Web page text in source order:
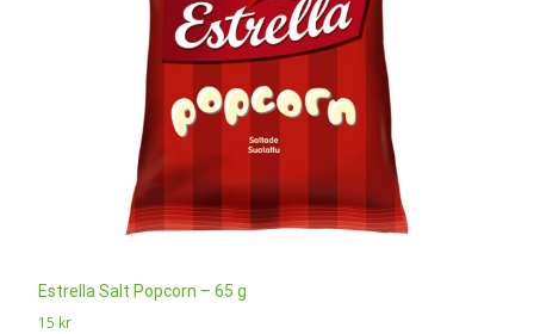
Estrella Salt Popcorn – 65 g
15 kr